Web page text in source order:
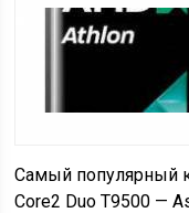
Самый популярный
Core2 Duo T9500 —